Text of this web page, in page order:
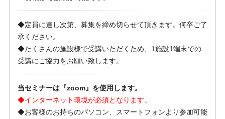
◆定員に達し次第、募集を締め切らせて頂きます。何卒ご了
承ください。
◆たくさんの施設様で受講いただくため、1施設1端末での
受講にご協力をお願い致します。
当セミナーは『zoom』を使用します。
◆インターネット環境が必須となります。
◆お客様のお持ちのパソコン、スマートフォンより参加可能